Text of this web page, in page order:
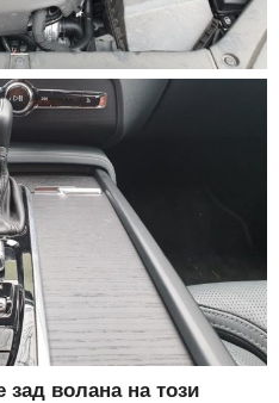
зад волана на този